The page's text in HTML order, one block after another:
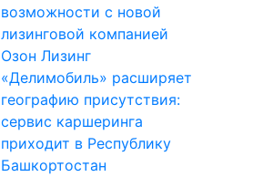
возможности с новой
лизинговой компанией
Озон Лизинг
«Делимобиль» расширяет
географию присутствия:
сервис каршеринга
приходит в Республику
Башкортостан